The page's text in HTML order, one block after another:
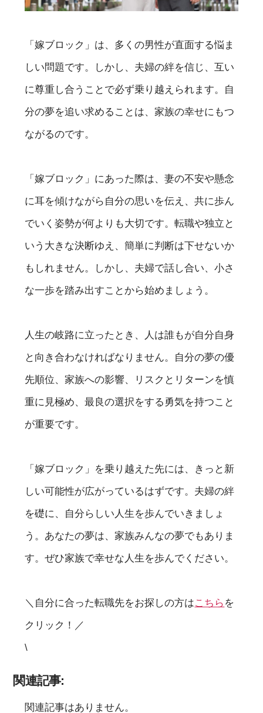
「嫁ブロック」は、多くの男性が直面する悩ま
しい問題です。しかし、夫婦の絆を信じ、互い
に尊重し合うことで必ず乗り越えられます。自
分の夢を追い求めることは、家族の幸せにもつ
ながるのです。
「嫁ブロック」にあった際は、妻の不安や懸念
に耳を傾けながら自分の思いを伝え、共に歩ん
でいく姿勢が何よりも大切です。転職や独立と
いう大きな決断ゆえ、簡単に判断は下せないか
もしれません。しかし、夫婦で話し合い、小さ
な一歩を踏み出すことから始めましょう。
人生の岐路に立ったとき、人は誰もが自分自身
と向き合わなければなりません。自分の夢の優
先順位、家族への影響、リスクとリターンを慎
重に見極め、最良の選択をする勇気を持つこと
が重要です。
「嫁ブロック」を乗り越えた先には、きっと新
しい可能性が広がっているはずです。夫婦の絆
を礎に、自分らしい人生を歩んでいきましょ
う。あなたの夢は、家族みんなの夢でもありま
す。ぜひ家族で幸せな人生を歩んでください。
＼自分に合った転職先をお探しの方はこちら を
クリック！／
\
関連記事:
関連記事はありません。